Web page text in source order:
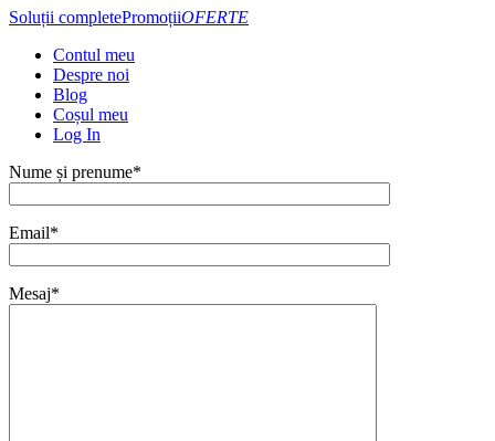
Soluții completePromoțiiOFERTE
Contul meu
Despre noi
Blog
Coșul meu
Log In
Nume și prenume*
Email*
Mesaj*